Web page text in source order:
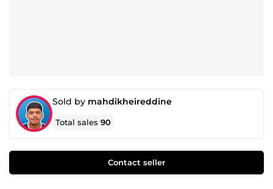
Sold by mahdikheireddine
Total sales90
Contact seller